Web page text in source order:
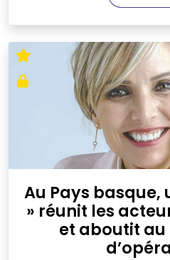
Au Pays basque,
» réunit les
et aboutit